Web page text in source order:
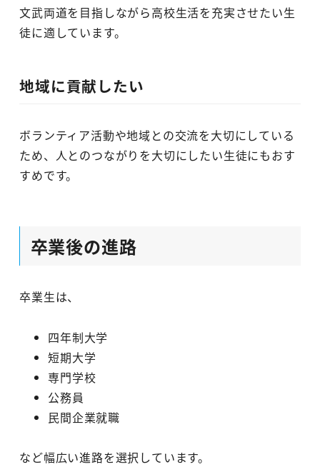
文武両道を目指しながら高校生活を充実させたい生
徒に適しています。
地域に貢献したい
ボランティア活動や地域との交流を大切にしている
ため、人とのつながりを大切にしたい生徒にもおす
すめです。
卒業後の進路
卒業生は、
四年制大学
短期大学
専門学校
公務員
民間企業就職
など幅広い進路を選択しています。